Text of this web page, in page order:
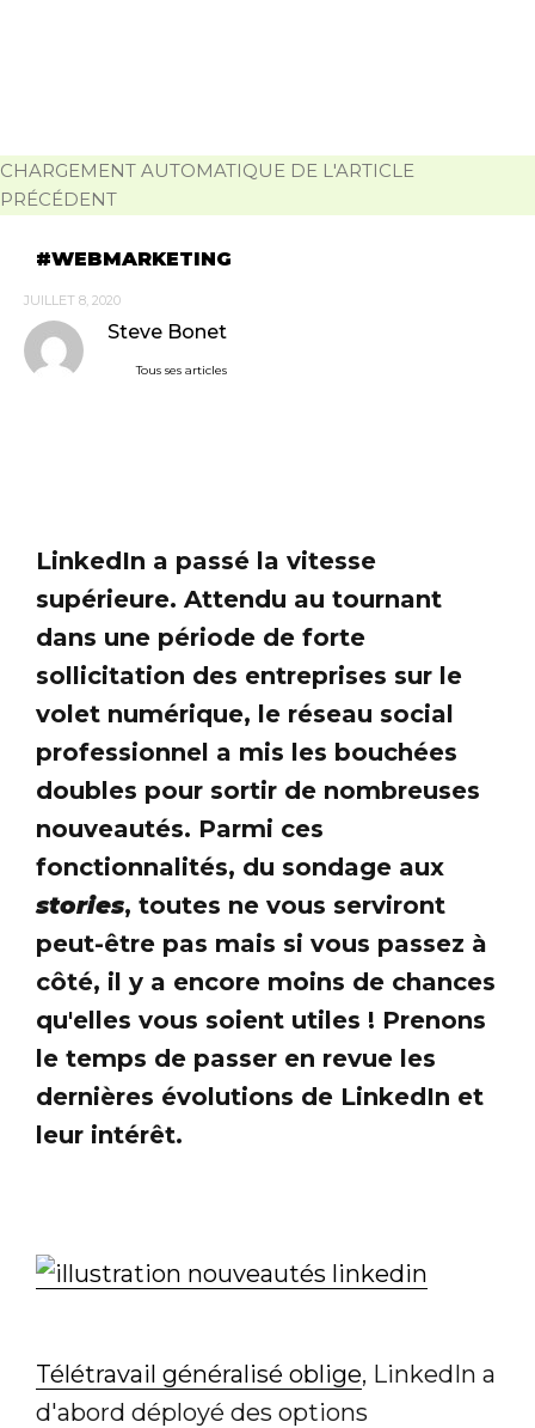
CHARGEMENT AUTOMATIQUE DE L'ARTICLE
PRÉCÉDENT
WEBMARKETING
JUILLET 8, 2020
Steve Bonet
Tous ses articles
LinkedIn a passé la vitesse
supérieure. Attendu au tournant
dans une période de forte
sollicitation des entreprises sur le
volet numérique, le réseau social
professionnel a mis les bouchées
doubles pour sortir de nombreuses
nouveautés. Parmi ces
fonctionnalités, du sondage aux
stories, toutes ne vous serviront
peut-être pas mais si vous passez à
côté, il y a encore moins de chances
qu'elles vous soient utiles ! Prenons
le temps de passer en revue les
dernières évolutions de LinkedIn et
leur intérêt.
Télétravail généralisé oblige, LinkedIn a
d'abord déployé des options